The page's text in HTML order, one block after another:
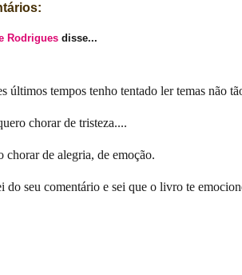
Rodrigues disse...
últimos tempos tenho tentado ler temas não
chorar de tristeza....
chorar de alegria, de emoção.
do seu comentário e sei que o livro te